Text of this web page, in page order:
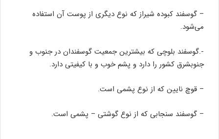
– گوسفند کبوده شیراز که نوع دیگری از پوست آن استفاده
می‌شود.
-.گوسفند بلوچی که بیشترین جمعیت گوسفندان در جنوب و
جنوبشرق کشور را دارد و پشم خوب و با کیفیتی دارد.
– قوچ نایین که از نوع پشمی است.
– گوسفند سنجابی که از نوع گوشتی – پشمی است.